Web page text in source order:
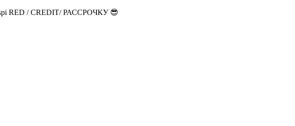
RED / CREDIT/ РАССРОЧКУ 😎